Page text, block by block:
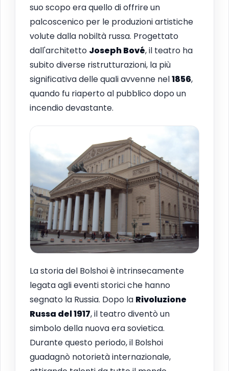
suo scopo era quello di offrire un
palcoscenico per le produzioni artistiche
volute dalla nobiltà russa. Progettato
dall'architetto Joseph Bové, il teatro ha
subito diverse ristrutturazioni, la più
significativa delle quali avvenne nel1856,
quando fu riaperto al pubblico dopo un
incendio devastante.
La storia del Bolshoi è intrinsecamente
legata agli eventi storici che hanno
segnato la Russia. Dopo la Rivoluzione
Russa del 1917, il teatro diventò un
simbolo della nuova era sovietica.
Durante questo periodo, il Bolshoi
guadagnò notorietà internazionale,